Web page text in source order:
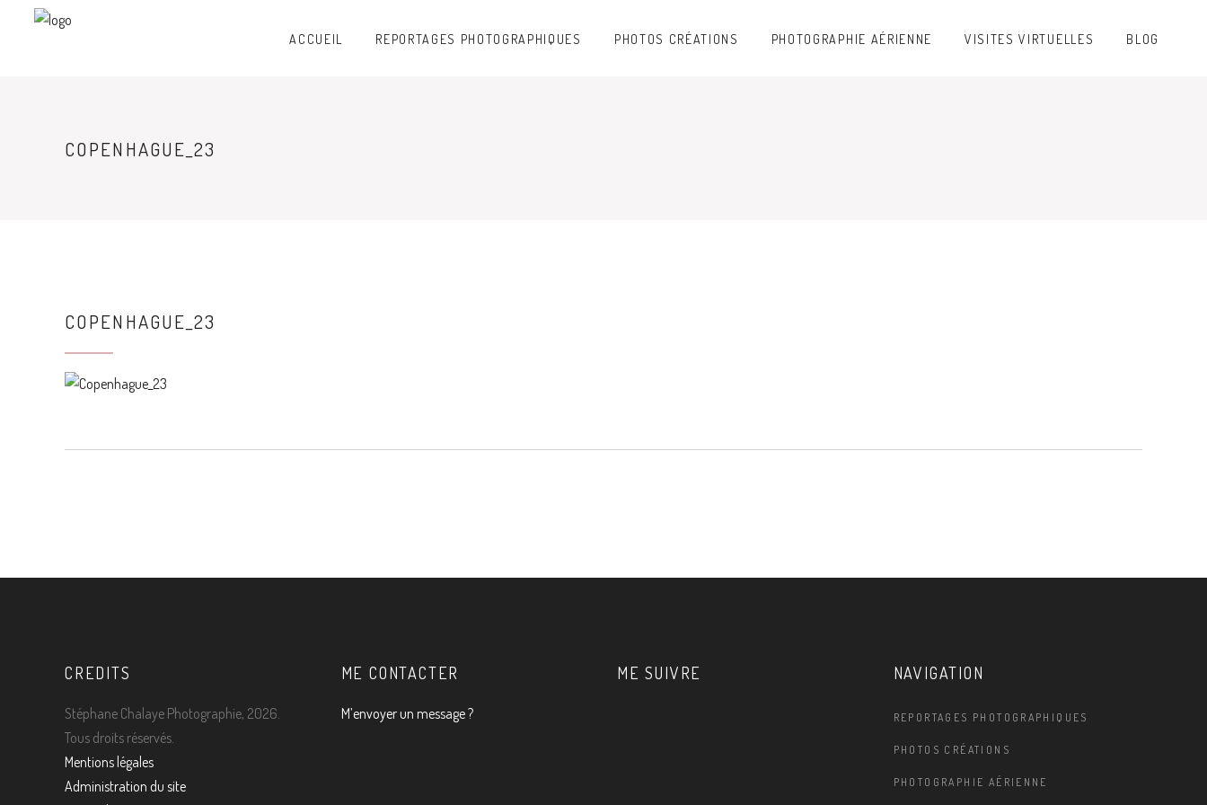
ACCUEIL REPORTAGES PHOTOGRAPHIQUES PHOTOS CRÉATIONS PHOTOGRAPHIE AÉRIENNE VISITES VIRTUELLES BLOG
COPENHAGUE_23
COPENHAGUE_23
CREDITS
Stéphane Chalaye Photographie, 2026.
Tous droits réservés.
Mentions légales
Administration du site
ME CONTACTER
M’envoyer un message ?
ME SUIVRE NAVIGATION
REPORTAGES PHOTOGRAPHIQUES
PHOTOS CRÉATIONS
PHOTOGRAPHIE AÉRIENNE